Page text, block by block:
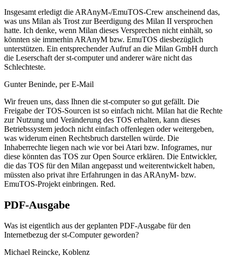
Insgesamt erledigt die ARAnyM-/EmuTOS-Crew anscheinend das,
was uns Milan als Trost zur Beerdigung des Milan II versprochen
hatte. Ich denke, wenn Milan dieses Versprechen nicht einhält, so
könnten sie immerhin ARAnyM bzw. EmuTOS diesbezüglich
unterstützen. Ein entsprechender Aufruf an die Milan GmbH durch
die Leserschaft der st-computer und anderer wäre nicht das
Schlechteste.
Gunter Beninde, per E-Mail
Wir freuen uns, dass Ihnen die st-computer so gut gefällt. Die
Freigabe der TOS-Sourcen ist so einfach nicht. Milan hat die Rechte
zur Nutzung und Veränderung des TOS erhalten, kann dieses
Betriebssystem jedoch nicht einfach offenlegen oder weitergeben,
was widerum einen Rechtsbruch darstellen würde. Die
Inhaberrechte liegen nach wie vor bei Atari bzw. Infogrames, nur
diese könnten das TOS zur Open Source erklären. Die Entwickler,
die das TOS für den Milan angepasst und weiterentwickelt haben,
müssten also privat ihre Erfahrungen in das ARAnyM- bzw.
EmuTOS-Projekt einbringen. Red.
PDF-Ausgabe
Was ist eigentlich aus der geplanten PDF-Ausgabe für den
Internetbezug der st-Computer geworden?
Michael Reincke, Koblenz